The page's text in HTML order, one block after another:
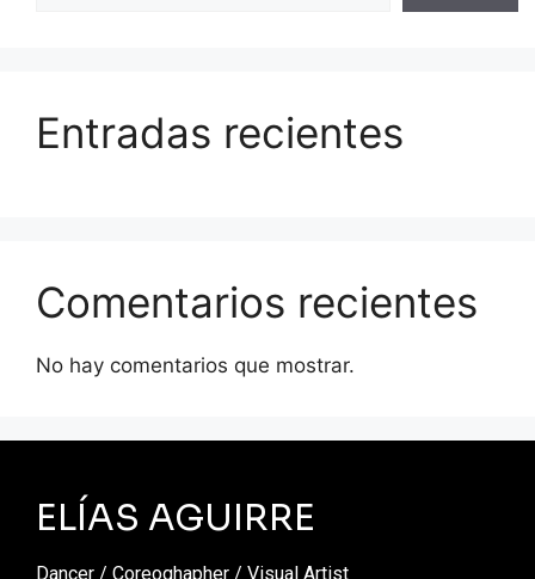
Entradas recientes
Comentarios recientes
No hay comentarios que mostrar.
ELÍAS AGUIRRE
Dancer / Coreoghapher / Visual Artist